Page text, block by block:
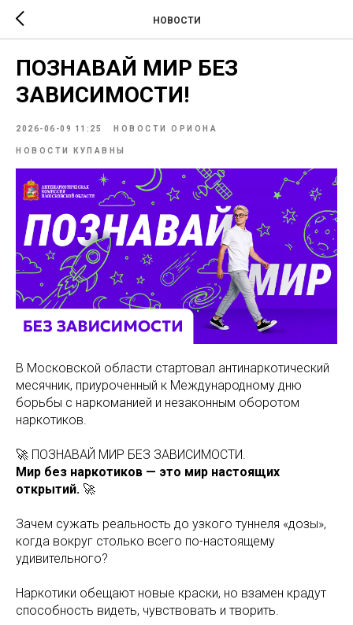
НОВОСТИ
ПОЗНАВАЙ МИР БЕЗ
ЗАВИСИМОСТИ!
2026-06-09 11:25 НОВОСТИ ОРИОНА
НОВОСТИ КУПАВНЫ
В Московской области стартовал антинаркотический
месячник, приуроченный к Международному дню
борьбы с наркоманией и незаконным оборотом
наркотиков.
🚀 ПОЗНАВАЙ МИР БЕЗ ЗАВИСИМОСТИ.
Мир без наркотиков — это мир настоящих
открытий. 🚀
Зачем сужать реальность до узкого туннеля «дозы»,
когда вокруг столько всего по-настоящему
удивительного?
Наркотики обещают новые краски, но взамен крадут
способность видеть, чувствовать и творить.